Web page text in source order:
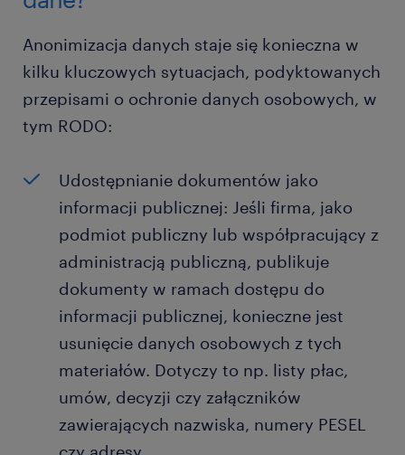
Anonimizacja danych staje się konieczna w
kilku kluczowych sytuacjach, podyktowanych
przepisami o ochronie danych osobowych, w
tym RODO:
Udostępnianie dokumentów jako
informacji publicznej: Jeśli firma, jako
podmiot publiczny lub współpracujący z
administracją publiczną, publikuje
dokumenty w ramach dostępu do
informacji publicznej, konieczne jest
usunięcie danych osobowych z tych
materiałów. Dotyczy to np. listy płac,
umów, decyzji czy załączników
zawierających nazwiska, numery PESEL